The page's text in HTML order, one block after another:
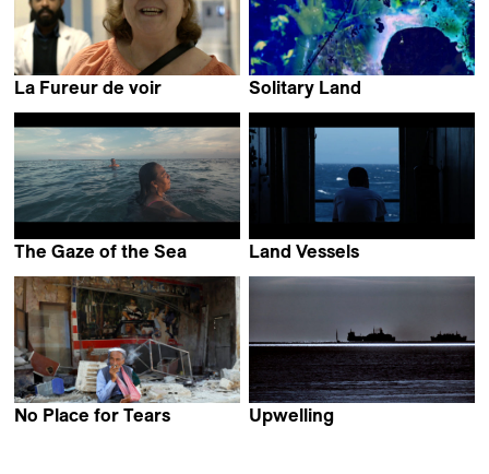
La Fureur de voir
Solitary Land
The Gaze of the Sea
Land Vessels
No Place for Tears
Upwelling